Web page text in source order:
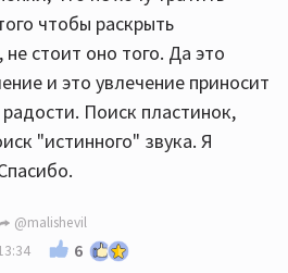
чтобы раскрыть
стоит оно того. Да это
и это увлечение приносит
Поиск пластинок,
"истинного" звука. Я
@malishevil
6